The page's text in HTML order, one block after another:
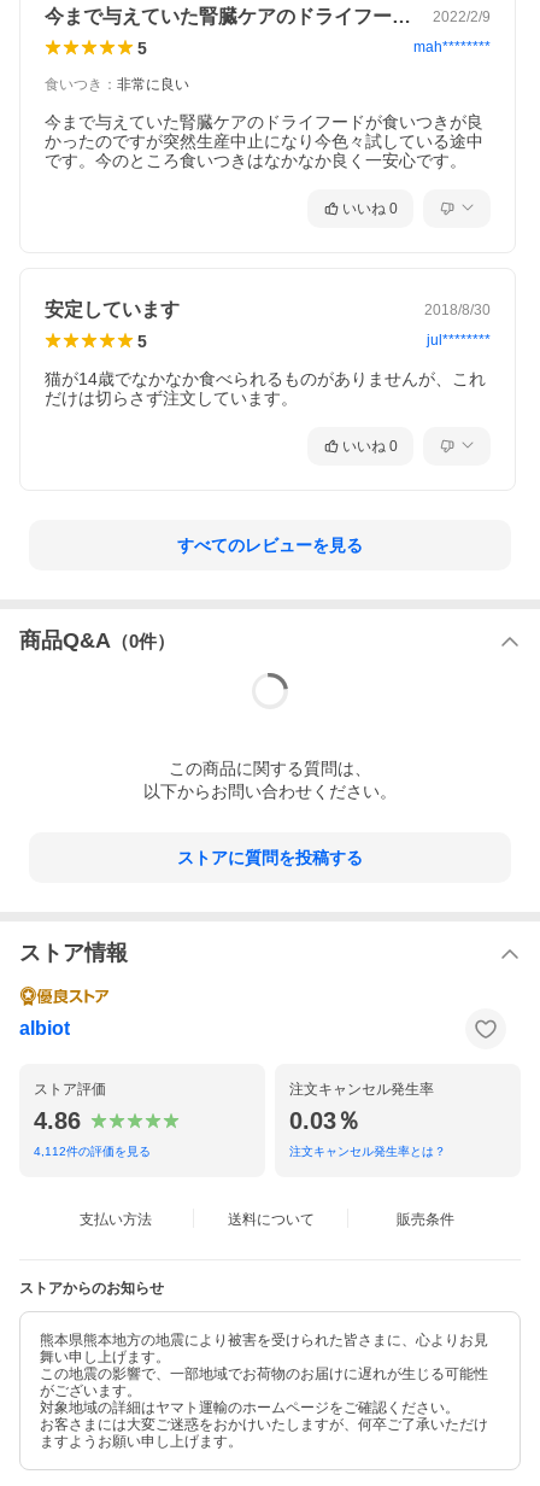
バリエーション
300g × 1袋
ご注意ください
※ハッピーキャットは、合成保存料は無添加です。高温多湿、
※本品は自然素材を使用しておりますので、原材料の産地や収
穫時期等により、粒の見た目や大きさに若干差がある場合があ
※開封後は虫が入らないように、しっかりと密封して下さい。
つけの獣医師にご相談なさることをおすすめします。
賞味期限
関連商品
[CAT] ドライフード 療法食
今まで与えていた腎臓ケアのドライフード… 2022/2/9
5 mah********
食いつき ： 非常に良い
今まで与えていた腎臓ケアのドライフードが食いつきが良
かったのですが突然生産中止になり今色々試している途中
です。今のところ食いつきはなかなか良く一安心です。
いいね 0
安定しています 2018/8/30
5 jul********
猫が14歳でなかなか食べられるものがありませんが、これ
だけは切らさず注文しています。
いいね 0
すべてのレビューを見る
商品Q&A （0件）
この商品に関する質問は、
以下からお問い合わせください。
ストアに質問を投稿する
ストア情報
albiot
ストア評価
4.86
4,112件の評価を見る
注文キャンセル発生率
0.03％
注文キャンセル発生率とは？
支払い方法 送料について 販売条件
ストアからのお知らせ
熊本県熊本地方の地震により被害を受けられた皆さまに、心よりお見
舞い申し上げます。
この地震の影響で、一部地域でお荷物のお届けに遅れが生じる可能性
がございます。
対象地域の詳細はヤマト運輸のホームページをご確認ください。
お客さまには大変ご迷惑をおかけいたしますが、何卒ご了承いただけ
ますようお願い申し上げます。